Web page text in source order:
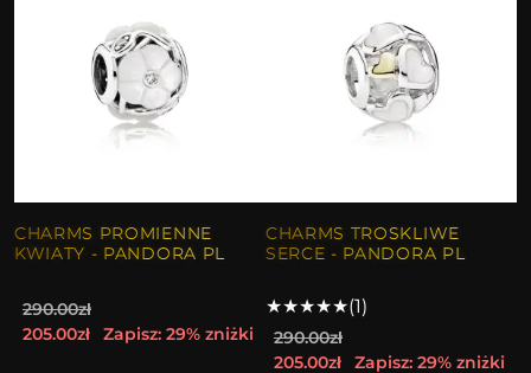
CHARMS PROMIENNE
KWIATY - PANDORA PL
290.00zł
205.00zł
Zapisz: 29% zniżki
CHARMS TROSKLIWE
SERCE - PANDORA PL
★★★★★(1)
290.00zł
205.00zł
Zapisz: 29% zniżki